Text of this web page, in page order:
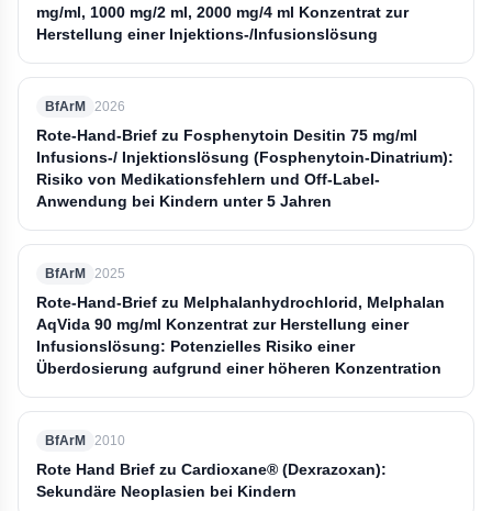
mg/ml, 1000 mg/2 ml, 2000 mg/4 ml Konzentrat zur
Herstellung einer Injektions-/Infusionslösung
BfArM 2026
Rote-Hand-Brief zu Fosphenytoin Desitin 75 mg/ml
Infusions-/ Injektionslösung (Fosphenytoin-Dinatrium):
Risiko von Medikationsfehlern und Off-Label-
Anwendung bei Kindern unter 5 Jahren
BfArM 2025
Rote-Hand-Brief zu Melphalanhydrochlorid, Melphalan
AqVida 90 mg/ml Konzentrat zur Herstellung einer
Infusionslösung: Potenzielles Risiko einer
Überdosierung aufgrund einer höheren Konzentration
BfArM 2010
Rote Hand Brief zu Cardioxane® (Dexrazoxan):
Sekundäre Neoplasien bei Kindern